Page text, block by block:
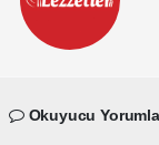
Okuyucu